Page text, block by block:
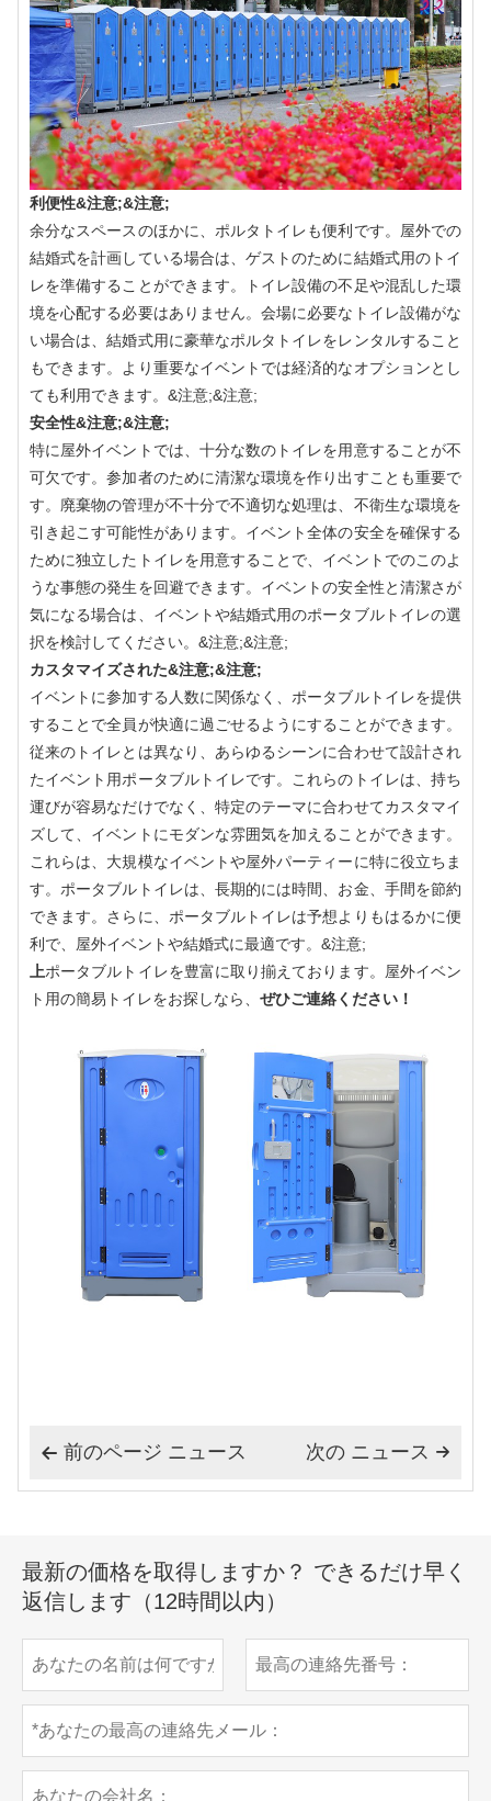
利便性&注意;&注意;
余分なスペースのほかに、ポルタトイレも便利です。屋外での
結婚式を計画している場合は、ゲストのために結婚式用のトイ
レを準備することができます。トイレ設備の不足や混乱した環
境を心配する必要はありません。会場に必要なトイレ設備がな
い場合は、結婚式用に豪華なポルタトイレをレンタルすること
もできます。より重要なイベントでは経済的なオプションとし
ても利用できます。&注意;&注意;
安全性&注意;&注意;
特に屋外イベントでは、十分な数のトイレを用意することが不
可欠です。参加者のために清潔な環境を作り出すことも重要で
す。廃棄物の管理が不十分で不適切な処理は、不衛生な環境を
引き起こす可能性があります。イベント全体の安全を確保する
ために独立したトイレを用意することで、イベントでのこのよ
うな事態の発生を回避できます。イベントの安全性と清潔さが
気になる場合は、イベントや結婚式用のポータブルトイレの選
択を検討してください。&注意;&注意;
カスタマイズされた&注意;&注意;
イベントに参加する人数に関係なく、ポータブルトイレを提供
することで全員が快適に過ごせるようにすることができます。
従来のトイレとは異なり、あらゆるシーンに合わせて設計され
たイベント用ポータブルトイレです。これらのトイレは、持ち
運びが容易なだけでなく、特定のテーマに合わせてカスタマイ
ズして、イベントにモダンな雰囲気を加えることができます。
これらは、大規模なイベントや屋外パーティーに特に役立ちま
す。ポータブルトイレは、長期的には時間、お金、手間を節約
できます。さらに、ポータブルトイレは予想よりもはるかに便
利で、屋外イベントや結婚式に最適です。&注意;
上ポータブルトイレを豊富に取り揃えております。屋外イベン
ト用の簡易トイレをお探しなら、 ぜひご連絡ください！
 前のページ ニュース 
次の ニュース
最新の価格を取得しますか？ できるだけ早く
返信します（12時間以内）